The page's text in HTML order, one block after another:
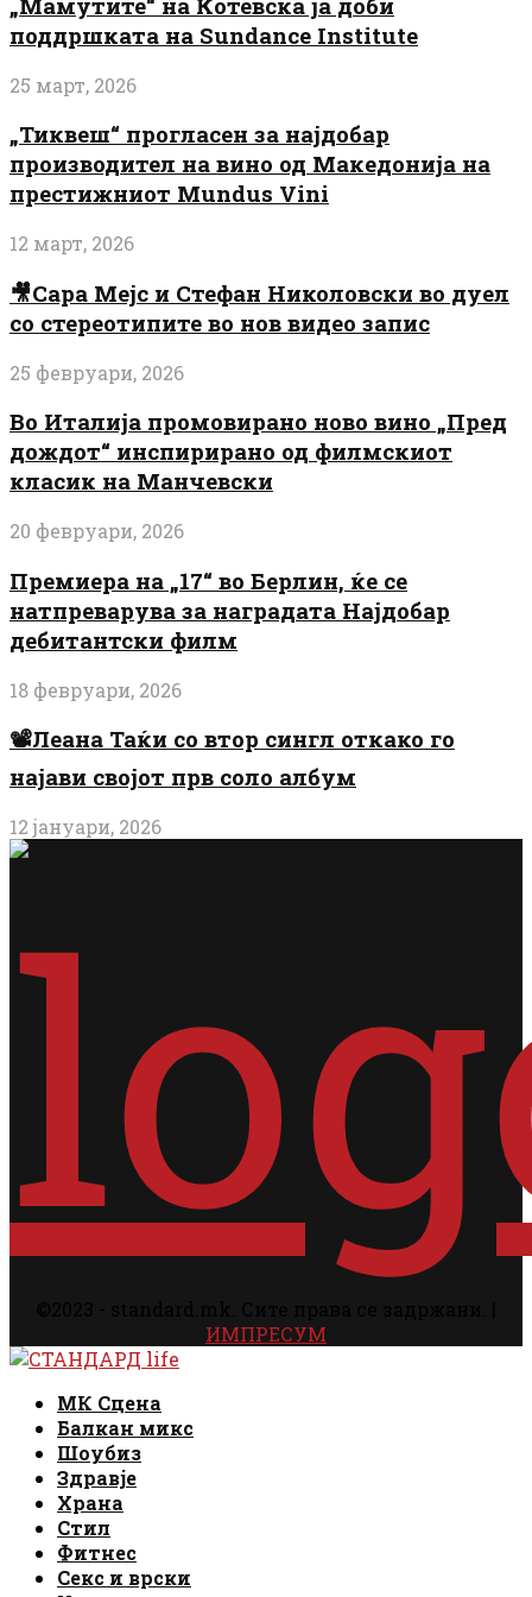
поддршката на Sundance Institute
25 март, 2026
„Тиквеш“ прогласен за најдобар
производител на вино од Македонија на
престижниот Mundus Vini
12 март, 2026
🎥Сара Мејс и Стефан Николовски во дуел
со стереотипите во нов видео запис
25 февруари, 2026
Во Италија промовирано ново вино „Пред
дождот“ инспирирано од филмскиот
класик на Манчевски
20 февруари, 2026
Премиера на „17“ во Берлин, ќе се
натпреварува за наградата Најдобар
дебитантски филм
18 февруари, 2026
📽️Леана Таќи со втор сингл откако го
најави својот прв соло албум
12 јануари, 2026
ИМПРЕСУМ
Facebook
Instagram
Email
Rss
МК Сцена
Балкан микс
Шоубиз
Здравје
Храна
Стил
Фитнес
Секс и врски